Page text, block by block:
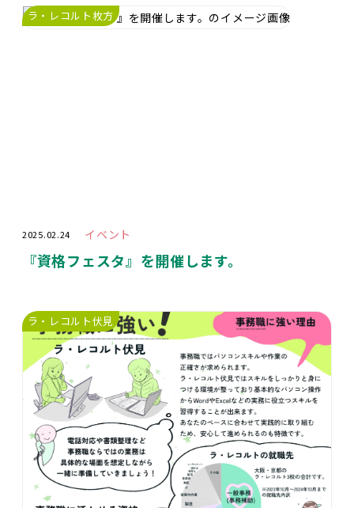
ラ・レコルト枚方
2025.02.24 イベント
『資格フェスタ』を開催します。
ラ・レコルト伏見